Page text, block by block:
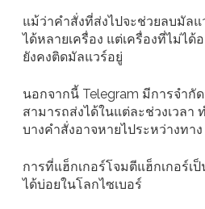
แม้ว่าคำสั่งที่ส่งไปจะช่วยลบมัล
ได้หลายเครื่อง แต่เครื่องที่ไม่ไ
ยังคงติดมัลแวร์อยู่
นอกจากนี้ Telegram มีการจำกั
สามารถส่งได้ในแต่ละช่วงเวลา
บางคำสั่งอาจหายไประหว่างทาง
การที่แฮ็กเกอร์โจมตีแฮ็กเกอร์เ
ได้บ่อยในโลกไซเบอร์